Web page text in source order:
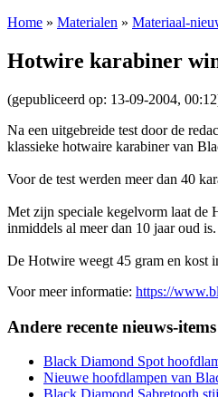
Home » Materialen » Materiaal-
Hotwire karabiner
(gepubliceerd op: 13-09-2004,
Na een uitgebreide test door de
klassieke hotwaire karabiner van
Voor de test werden meer dan 40
Met zijn speciale kegelvorm laat
inmiddels al meer dan 10 jaar oud
De Hotwire weegt 45 gram en kost
Voor meer informatie: https://
Andere recente nieuws-
Black Diamond Spot
Nieuwe hoofdlampen van